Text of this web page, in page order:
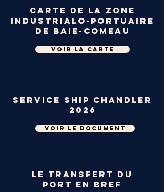
Carte DE LA zone
iNDUSTRIALO-PORTUAIRE
DE BAIE-COMEAU
Voir la carte
Service Ship Chandler
2026
Voir le document
Le transfert du
port en bref